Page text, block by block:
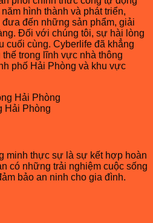
hình thành và phát triển,
đến những sản phẩm, giải
Đối với chúng tôi, sự hài lòng
cuối cùng. Cyberlife đã khẳng
trong lĩnh vực nhà thông
phố Hải Phòng và khu vực
Hải Phòng
minh thực sự là sự kết hợp hoàn
có những trải nghiệm cuộc sống
bảo an ninh cho gia đình.